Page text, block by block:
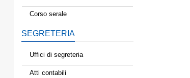
Corso serale
SEGRETERIA
Uffici di segreteria
Atti contabili